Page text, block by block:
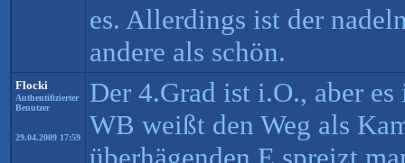
es. Allerdings ist der
andere als schön.
Flocki
Authentifizierter
Benutzer
29.04.2009 17:59
Der 4.Grad ist i.O., aber
WB weißt den Weg als